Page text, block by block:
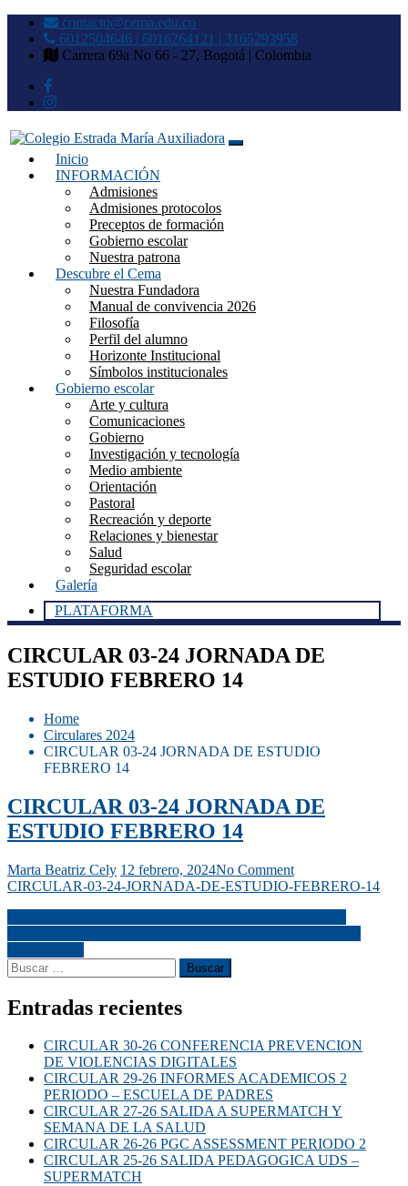
contacto@cema.edu.co
6012504646 | 6016264121 | 3165293958
Carrera 69a No 66 - 27, Bogotá | Colombia
Colegio Estrada María
Auxiliadora
Inicio
INFORMACIÓN
Admisiones
Admisiones protocolos
Preceptos de formación
Gobierno escolar
Nuestra patrona
Descubre el Cema
Nuestra Fundadora
Manual de convivencia 2026
Filosofía
Perfil del alumno
Horizonte Institucional
Símbolos institucionales
Gobierno escolar
Arte y cultura
Comunicaciones
Gobierno
Investigación y tecnología
Medio ambiente
Orientación
Pastoral
Recreación y deporte
Relaciones y bienestar
Salud
Seguridad escolar
Galería
PLATAFORMA
CIRCULAR 03-24 JORNADA DE
ESTUDIO FEBRERO 14
Home
Circulares 2024
CIRCULAR 03-24 JORNADA DE ESTUDIO
FEBRERO 14
CIRCULAR 03-24 JORNADA DE
ESTUDIO FEBRERO 14
Marta Beatriz Cely 12 febrero, 2024No Comment
CIRCULAR-03-24-JORNADA-DE-ESTUDIO-FEBRERO-14
Entradas recientes
CIRCULAR 30-26 CONFERENCIA PREVENCION
DE VIOLENCIAS DIGITALES
CIRCULAR 29-26 INFORMES ACADEMICOS 2
PERIODO – ESCUELA DE PADRES
CIRCULAR 27-26 SALIDA A SUPERMATCH Y
SEMANA DE LA SALUD
CIRCULAR 26-26 PGC ASSESSMENT PERIODO 2
CIRCULAR 25-26 SALIDA PEDAGOGICA UDS –
SUPERMATCH